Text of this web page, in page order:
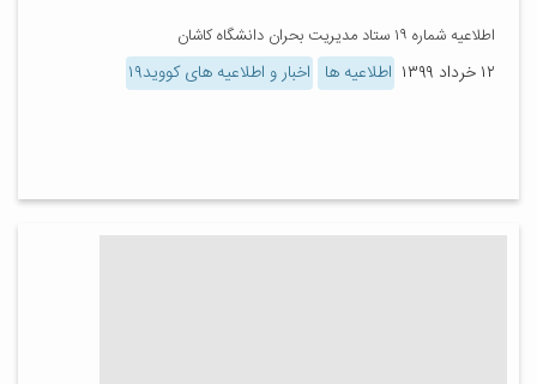
اطلاعیه شماره ۱۹ ستاد مدیریت بحران دانشگاه کاشان
۱۲ خرداد ۱۳۹۹ اطلاعیه ها اخبار و اطلاعیه های کووید۱۹